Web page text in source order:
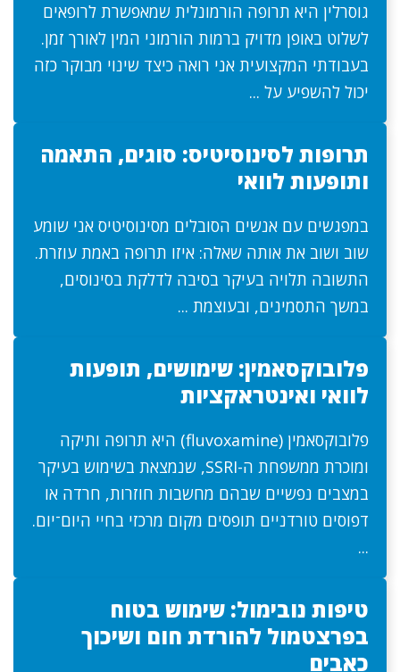
גוסרלין היא תרופה הורמונלית שמאפשרת לרופאים
לשלוט באופן מדויק ברמות הורמוני המין לאורך זמן.
בעבודתי המקצועית אני רואה כיצד שינוי מבוקר כזה
יכול להשפיע על ...
תרופות לסינוסיטיס: סוגים, התאמה
ותופעות לוואי
במפגשים עם אנשים הסובלים מסינוסיטיס אני שומע
שוב ושוב את אותה שאלה: איזו תרופה באמת עוזרת.
התשובה תלויה בעיקר בסיבה לדלקת בסינוסים,
במשך התסמינים, ובעוצמת ...
פלובוקסאמין: שימושים, תופעות
לוואי ואינטראקציות
פלובוקסאמין (fluvoxamine) היא תרופה ותיקה
ומוכרת ממשפחת ה-SSRI, שנמצאת בשימוש בעיקר
במצבים נפשיים שבהם מחשבות חוזרות, חרדה או
דפוסים טורדניים תופסים מקום מרכזי בחיי היום־יום.
...
טיפות נובימול: שימוש בטוח
בפרצטמול להורדת חום ושיכוך
כאבים